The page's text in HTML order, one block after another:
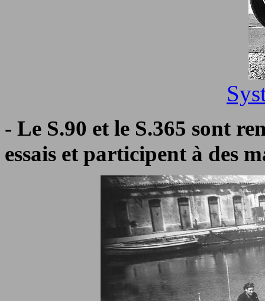
- Le S.90 et le S.365 sont
essais et participent à des